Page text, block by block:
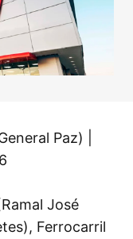
Paz) |
José
Ferrocarril